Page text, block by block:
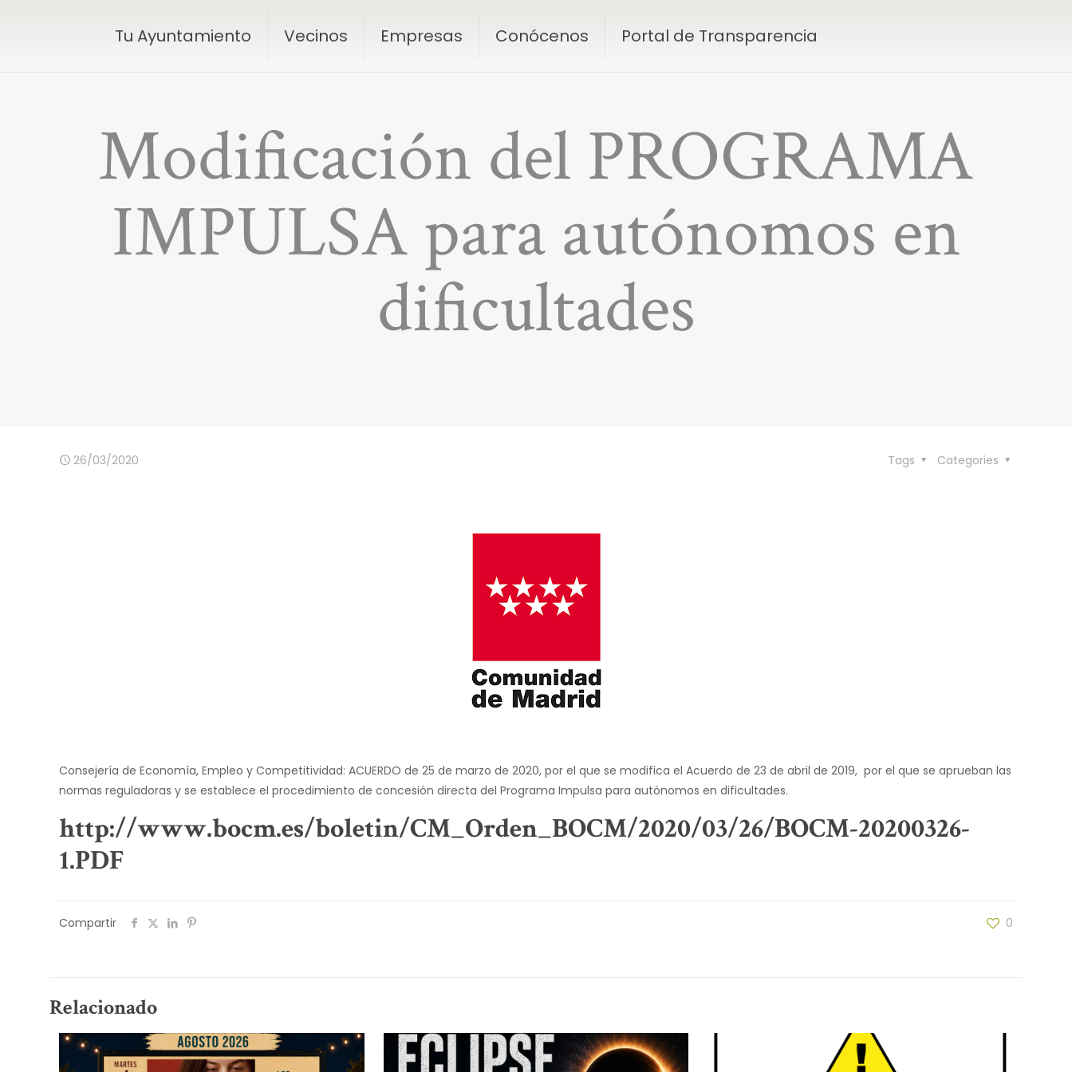
Tu Ayuntamiento Vecinos Empresas Conócenos Portal de Transparencia
Modificación del PROGRAMA
IMPULSA para autónomos en
dificultades
26/03/2020 Categories
Tags
Consejería de Economía, Empleo y Competitividad: ACUERDO de 25 de marzo de 2020, por el que se modifica el Acuerdo de 23 de abril de 2019, por el que se aprueban las
normas reguladoras y se establece el procedimiento de concesión directa del Programa Impulsa para autónomos en dificultades.
http://www.bocm.es/boletin/CM_Orden_BOCM/2020/03/26/BOCM-20200326-
1.PDF
Compartir 0
Relacionado